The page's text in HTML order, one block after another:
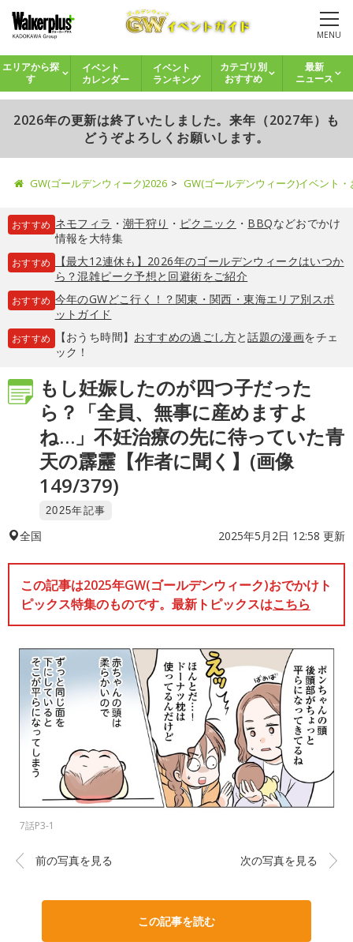
MENU
エリアから探
す
イベント
カレンダー
イベント
ランキング
カテゴリ別
おすすめ
最新
ニュース
2026年の更新は終了いたしました。来年（2027年）も
どうぞよろしくお願いします。
GW(ゴールデンウィーク)2026 GW(ゴールデンウィーク)イベント
おすすめ ネモフィラ ・ 潮干狩り ・ ピクニック ・ BBQなどおでかけ
情報を大特集
おすすめ
【最大12連休も】2026年のゴールデンウィークはいつか
ら？混雑ピーク予想と回避術をご紹介
おすすめ 今年のGWどこ行く！？関東・関西・東海エリア別スポ
ットガイド
おすすめ 【おうち時間】 おすすめの過ごし方と話題の漫画をチェ
ック！
もし妊娠したのが四つ子だった
ら？「全員、無事に産めますよ
ね…」不妊治療の先に待っていた青
天の霹靂【作者に聞く】(画像
149/379)
2025年記事
全国 2025年5月2日 12:58 更新
この記事は2025年GW(ゴールデンウィーク)おでかけト
ピックス特集のものです。最新トピックスはこちら
7話P3-1
前の写真を見る 次の写真を見る
この記事を読む